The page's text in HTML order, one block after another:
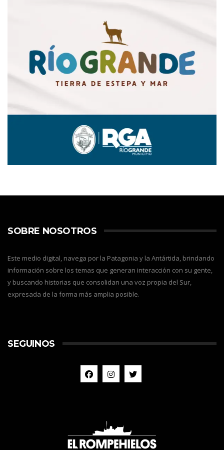
SOBRE NOSOTROS
Este medio digital, navega por la Patagonia y la Antártida, brindando
información sobre los temas que generan interacción con su gente,
y buscando historias que consolidan una voz propia del Sur,
expresada de la forma más amplia posible.
SEGUINOS